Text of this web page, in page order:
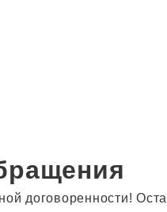
договоренности!